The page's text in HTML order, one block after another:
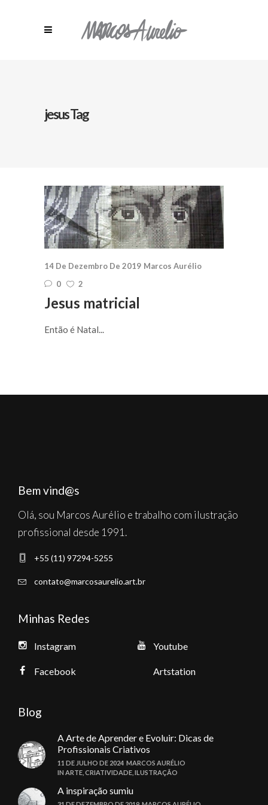
jesus Tag
14 De Dezembro De 2019 Marcos Aurélio
0
2
Jesus matricial
Então é Natal...
Bem vind@s
Olá, sou Marcos Aurélio e trabalho com ilustração
profissional desde 1991.
+55 (11) 97294-5255
contato@marcosaurelio.art.br
Minhas Redes
Instagram
Facebook
Youtube
Artstation
Blog
A Arte de Aprender e Evoluir: Dicas de
Profissionais Criativos
11 DE JULHO DE 2024 MARCOS AURÉLIO
IN ARTE CRIATIVIDADE ILUSTRAÇÃO
A inspiração sumiu